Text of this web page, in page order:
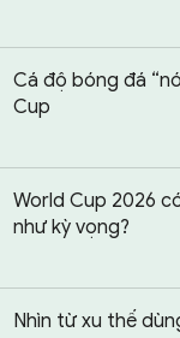
Cá độ bóng đá
Cup
World Cup 2026
như kỳ vọng?
Nhìn từ xu thế